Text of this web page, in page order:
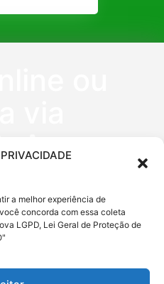
a melhor experiência de
concorda com essa coleta
LGPD, Lei Geral de Proteção de
6620